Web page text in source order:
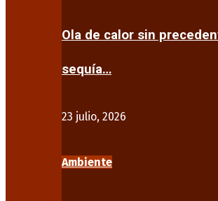
Ola de calor sin
sequía…
23 julio, 2026
Ambiente